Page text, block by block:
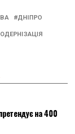
ДНІПРО
на 400